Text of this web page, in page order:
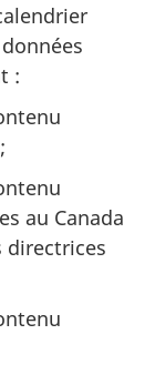
:
au Canada
directrices